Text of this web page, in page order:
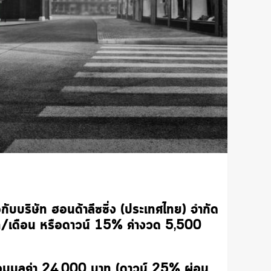
บริษัท ฮอนด้าลีซซิ่ง (ประเทศไทย) จำกัด
ดือน หรือดาวน์ 15% ค่างวด 5,500